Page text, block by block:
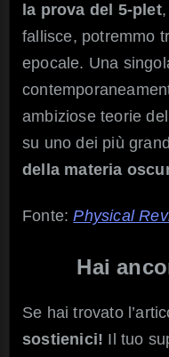
la prova del 5-plet
fallisce, potremmo
epocale. Una
ambiziose teorie
su uno dei più
della materia
Fonte:Physical
Hai
Se hai trovato
sostienici! Il tuo